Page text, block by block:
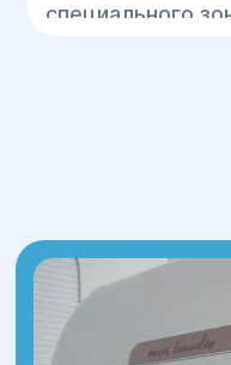
специального
Клинический и
крови;
Анализ на